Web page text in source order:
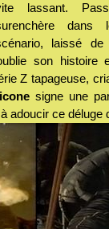
lassant.
laissé
son
Z tapageuse,
signe une
adoucir ce déluge